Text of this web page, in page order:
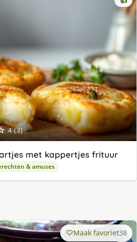
4 (3)
met kappertjes frituur
& amuses
Maak favoriet38